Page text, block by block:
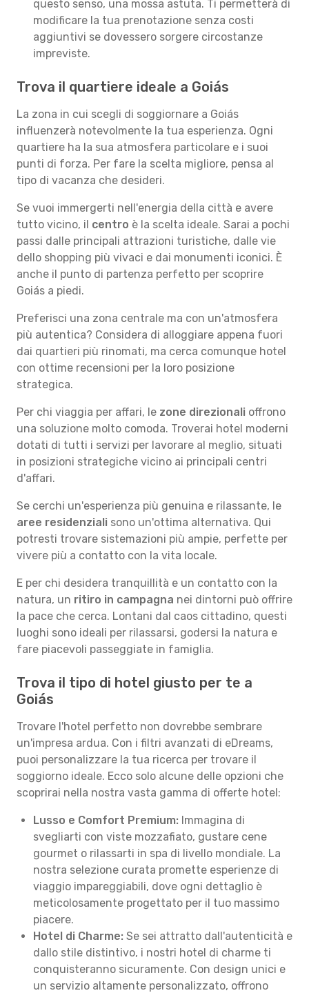
questo senso, una mossa astuta. Ti permetterà di
modificare la tua prenotazione senza costi
aggiuntivi se dovessero sorgere circostanze
impreviste.
Trova il quartiere ideale a Goiás
La zona in cui scegli di soggiornare a Goiás
influenzerà notevolmente la tua esperienza. Ogni
quartiere ha la sua atmosfera particolare e i suoi
punti di forza. Per fare la scelta migliore, pensa al
tipo di vacanza che desideri.
Se vuoi immergerti nell'energia della città e avere
tutto vicino, il centro è la scelta ideale. Sarai a pochi
passi dalle principali attrazioni turistiche, dalle vie
dello shopping più vivaci e dai monumenti iconici. È
anche il punto di partenza perfetto per scoprire
Goiás a piedi.
Preferisci una zona centrale ma con un'atmosfera
più autentica? Considera di alloggiare appena fuori
dai quartieri più rinomati, ma cerca comunque hotel
con ottime recensioni per la loro posizione
strategica.
Per chi viaggia per affari, le zone direzionali offrono
una soluzione molto comoda. Troverai hotel moderni
dotati di tutti i servizi per lavorare al meglio, situati
in posizioni strategiche vicino ai principali centri
d'affari.
Se cerchi un'esperienza più genuina e rilassante, le
aree residenziali sono un'ottima alternativa. Qui
potresti trovare sistemazioni più ampie, perfette per
vivere più a contatto con la vita locale.
E per chi desidera tranquillità e un contatto con la
natura, un ritiro in campagna nei dintorni può offrire
la pace che cerca. Lontani dal caos cittadino, questi
luoghi sono ideali per rilassarsi, godersi la natura e
fare piacevoli passeggiate in famiglia.
Trova il tipo di hotel giusto per te a
Goiás
Trovare l'hotel perfetto non dovrebbe sembrare
un'impresa ardua. Con i filtri avanzati di eDreams,
puoi personalizzare la tua ricerca per trovare il
soggiorno ideale. Ecco solo alcune delle opzioni che
scoprirai nella nostra vasta gamma di offerte hotel:
Lusso e Comfort Premium: Immagina di
svegliarti con viste mozzafiato, gustare cene
gourmet o rilassarti in spa di livello mondiale. La
nostra selezione curata promette esperienze di
viaggio impareggiabili, dove ogni dettaglio è
meticolosamente progettato per il tuo massimo
piacere.
Hotel di Charme: Se sei attratto dall'autenticità e
dallo stile distintivo, i nostri hotel di charme ti
conquisteranno sicuramente. Con design unici e
un servizio altamente personalizzato, offrono